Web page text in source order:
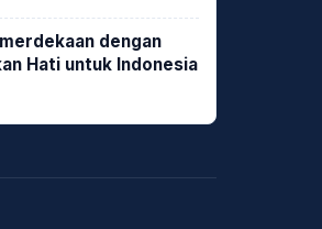
dengan
Hati untuk Indonesia